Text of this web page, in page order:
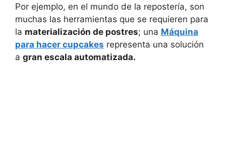
Por ejemplo, en el mundo de la repostería, son
muchas las herramientas que se requieren para
la materialización de postres; una Máquina
para hacer cupcakes representa una solución
a gran escala automatizada.